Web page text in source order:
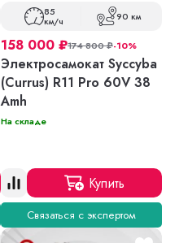
85
км/ч 90 км
158 000 ₽174 800₽-10%
Электросамокат Syccyba
(Currus) R11 Pro 60V 38
Amh
На складе
Купить
Связаться с экспертом